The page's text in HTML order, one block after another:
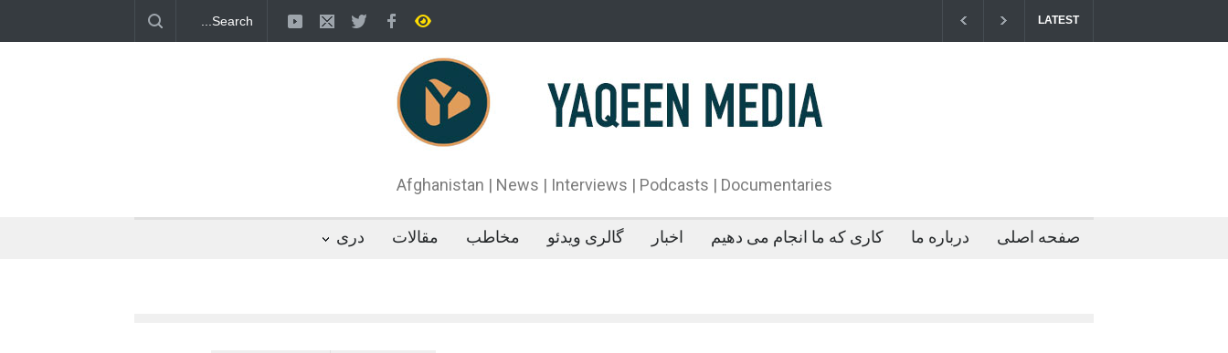
LATEST
پدیده‌ای عجیب در قطب جنوب؛ پنگوئنی که هزاران بار در روز
می‌خوابد
محمدباقر قالیباف، رئیس مجلس ایران، با انتقاد تند از سیاست‌های
دونالد ترمپ اعلام کرد که واشنگتن تلاش دارد با «محاصره و نقض
آتش‌بس»، روند گفتگوها را از مسیر مذاکره به سمت تسلیم سوق
Afghanistan | News | Interviews | Podcasts | Documentaries
صفحه اصلی درباره ما کاری که ما انجام می دهیم اخبار گالری ویدئو مخاطب مقالات دری